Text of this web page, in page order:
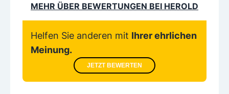
MEHR ÜBER BEWERTUNGEN BEI HEROLD
Helfen Sie anderen mit Ihrer ehrlichen
Meinung.
JETZT BEWERTEN